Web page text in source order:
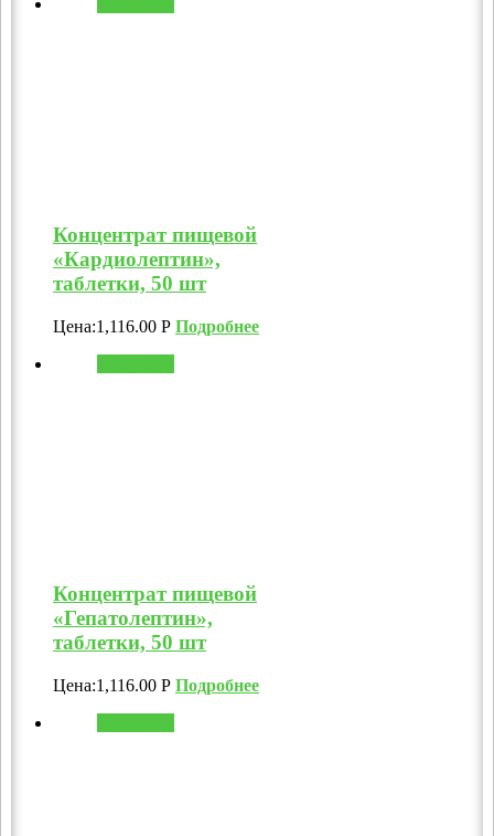
Концентрат пищевой
«Кардиолептин»,
таблетки, 50 шт
Цена:1,116.00 Р Подробнее
Концентрат пищевой
«Гепатолептин»,
таблетки, 50 шт
Цена:1,116.00 Р Подробнее